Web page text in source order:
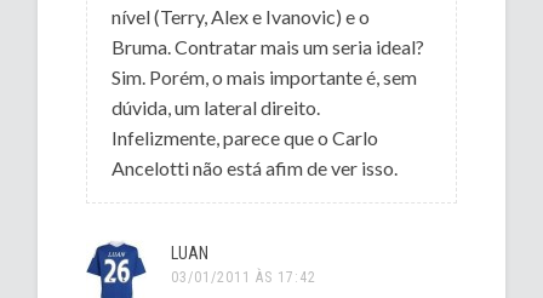
nível (Terry, Alex e Ivanovic) e o
Bruma. Contratar mais um seria ideal?
Sim. Porém, o mais importante é, sem
dúvida, um lateral direito.
Infelizmente, parece que o Carlo
Ancelotti não está afim de ver isso.
LUAN
03/01/2011 ÀS 17:42